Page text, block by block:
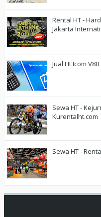
Rental HT -
Jakarta
Jual Ht Icom
Sewa HT -
Kurentalht.com
Sewa HT -